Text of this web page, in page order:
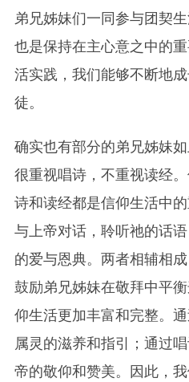
弟兄姊妹们一同参与团契
也是保持在主心意之中的
活实践，我们能够不断地
徒。
确实也有部分的弟兄姊妹
很重视唱诗，不重视读经
诗和读经都是信仰生活中
与上帝对话，聆听祂的话
的爱与恩典。两者相辅相
鼓励弟兄姊妹在敬拜中平
仰生活更加丰富和完整。
属灵的滋养和指引；通过
帝的敬仰和赞美。因此，